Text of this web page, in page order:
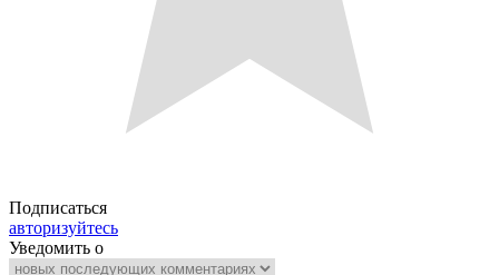
Подписаться
авторизуйтесь
Уведомить о